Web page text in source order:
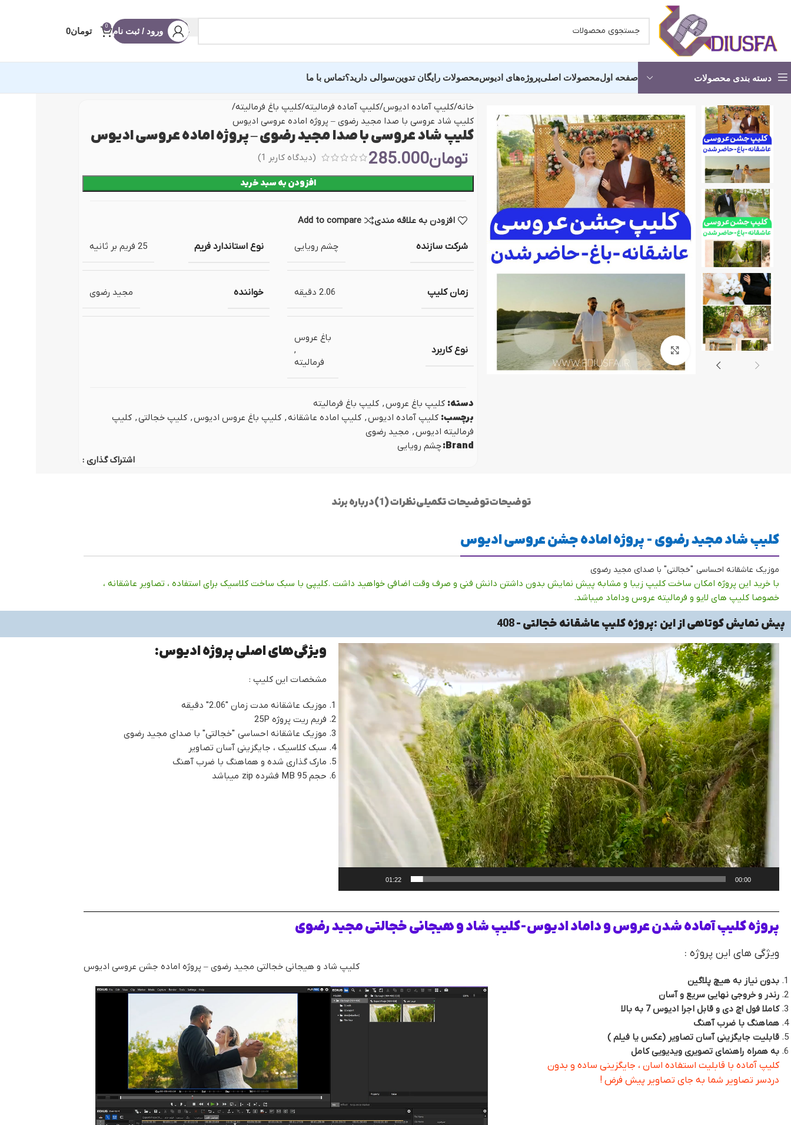
ورود / ثبت نام 0 تومان0
دسته بندی محصولات
کلیپ آماده عروسی -شروع مجلس
پروژه آماده استارت
کلیپ دکلمه عاشقانه
آماده شدن عروس و داماد
کلیپ آرایشگاه عروس
پروژه کلیپ باغ عروس
پروژه کلیپ مسیر- ماشین عروس
کلیپ آماده عروسی سالن وغیره
انچه خواهید دید و خلاصه فیلم
کلیپ آماده فرمالیته
کلیپ اماده عاشقانه عروس
کلیپ حنابندان
کلیپ رقص دونفره عروس و داماد
کلیپ رقص مجلس
سایر پروژه و کلیپ آماده ادیوس
پروژه اماده تبلیغاتی عروسی
کلیپ عکس و اسلایدر شو
کلیپ آماده اینستاگرام (ریلز و استوری)
پروژه تایتل بار و زیرنویس
پروژه نمایش لوگو (لوگوموشن)
صفحه اولمحصولات اصلیپروژه‌های ادیوسمحصولات رایگان تدوینسوالی دارید؟تماس با ما
بزرگنمایی تصویر
خانه کلیپ آماده ادیوس کلیپ آماده فرمالیته کلیپ باغ فرمالیته
کلیپ شاد عروسی با صدا مجید رضوی – پروژه اماده عروسی ادیوس
کلیپ شاد عروسی با صدا مجید رضوی – پروژه اماده عروسی ادیوس
تومان285.000 (دیدگاه کاربر 1
)
افزودن به سبد خرید
افزودن به علاقه مندی Add to compare
شرکت سازنده چشم رویایی نوع استاندارد فریم 25 فریم بر ثانیه
زمان کلیپ 2.06 دقیقه خواننده مجید رضوی
نوع کاربرد
باغ عروس
,
فرمالیته
دسته: کلیپ باغ عروس, کلیپ باغ فرمالیته
برچسب: کلیپ آماده ادیوس, کلیپ اماده عاشقانه, کلیپ باغ عروس ادیوس, کلیپ خجالتی, کلیپ
فرمالیته ادیوس, مجید رضوی
Brand: چشم رویایی
اشتراک گذاری :
توضیحاتتوضیحات تکمیلینظرات (1) درباره برند
کلیپ شاد مجید رضوی - پروژه اماده جشن عروسی ادیوس
موزیک عاشقانه احساسی "خجالتی" با صدای مجید رضوی
با خرید این پروژه امکان ساخت کلیپ زیبا و مشابه پیش نمایش بدون داشتن دانش فنی و صرف وقت اضافی خواهید داشت .کلیپی با سبک ساخت کلاسیک برای استفاده ، تصاویر عاشقانه ،
خصوصا کلیپ های لایو و فرمالیته عروس وداماد میباشد.
پیش نمایش کوتاهی از این :پروژه کلیپ عاشقانه خجالتی - 408
نمایشگر
ویدیو
00:00
01:22
ویژگی‌های اصلی پروژه ادیوس:
مشخصات این کلیپ :
موزیک عاشقانه مدت زمان "2.06" دقیقه
فریم ریت پروژه 25P
موزیک عاشقانه احساسی "خجالتی" با صدای مجید رضوی
سبک کلاسیک ، جایگزینی آسان تصاویر
مارک گذاری شده و هماهنگ با ضرب آهنگ
حجم 95 MB فشرده zip میباشد
پروژه کلیپ آماده شدن عروس و داماد ادیوس-کلیپ شاد و هیجانی خجالتی مجید رضوی
ویژگی های این پروژه :
بدون نیاز به هیچ پلاگین
رندر و خروجی نهایی سریع و آسان
کاملا فول اچ دی و قابل اجرا ادیوس 7 به بالا
هماهنگ با ضرب آهنگ
قابلیت جایگزینی آسان تصاویر (عکس یا فیلم )
به همراه راهنمای تصویری ویدیویی کامل
کلیپ آماده با قابلیت استفاده اسان ، جایگزینی ساده و بدون
دردسر تصاویر شما به جای تصاویر پیش فرض !
کلیپ شاد و هیجانی خجالتی مجید رضوی – پروژه اماده جشن عروسی ادیوس